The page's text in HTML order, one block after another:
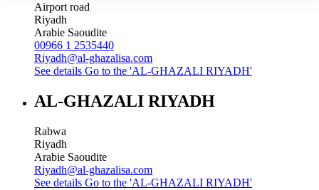
Airport road
Riyadh
Arabie Saoudite
00966 1 2535440
Riyadh@al-ghazalisa.com
See details Go to the 'AL-GHAZALI RIYADH'
AL-GHAZALI RIYADH
Rabwa
Riyadh
Arabie Saoudite
Riyadh@al-ghazalisa.com
See details Go to the 'AL-GHAZALI RIYADH'